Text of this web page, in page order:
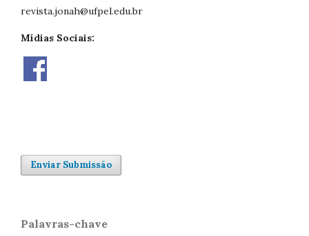
revista.jonah@ufpel.edu.br
Mídias Sociais:
Enviar Submissão
Palavras-chave